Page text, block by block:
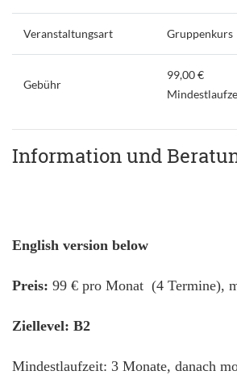
Veranstaltungsart Gruppenkurs
Gebühr
99,00 €
Information und
English version below
Preis: 99 € pro Monat (4 Termine),
Ziellevel: B2
Mindestlaufzeit: 3 Monate, danach